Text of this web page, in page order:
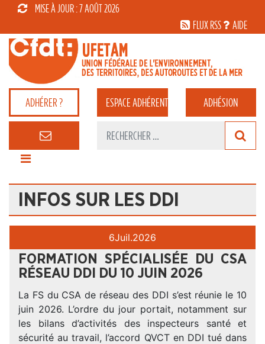
MISE À JOUR : 7 AOÛT 2026
FLUX RSS
AIDE
ADHÉRER ? ESPACEADHÉRENT ADHÉSION
INFOS SUR LES DDI
6Juil.2026
FORMATION SPÉCIALISÉE DU CSA
RÉSEAU DDI DU 10 JUIN 2026
La FS du CSA de réseau des DDI s’est réunie le 10
juin 2026. L’ordre du jour portait, notamment sur
les bilans d’activités des inspecteurs santé et
sécurité au travail, l’accord QVCT en DDI tué dans